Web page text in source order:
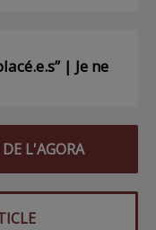
| Je ne
L'AGORA